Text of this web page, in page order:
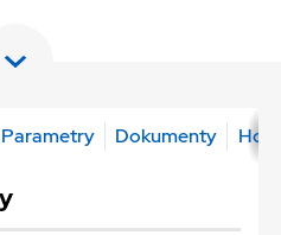
Parametry Dokumenty